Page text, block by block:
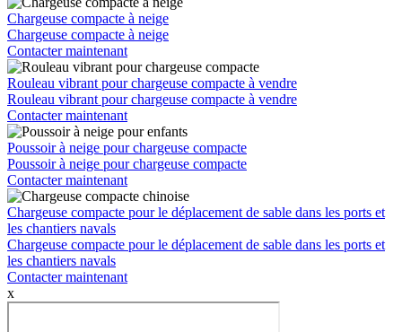
Chargeuse compacte à neige
Chargeuse compacte à neige
Contacter maintenant
Rouleau vibrant pour chargeuse compacte à vendre
Rouleau vibrant pour chargeuse compacte à vendre
Contacter maintenant
Poussoir à neige pour chargeuse compacte
Poussoir à neige pour chargeuse compacte
Contacter maintenant
Chargeuse compacte pour le déplacement de sable dans les ports et
les chantiers navals
Chargeuse compacte pour le déplacement de sable dans les ports et
les chantiers navals
Contacter maintenant
x